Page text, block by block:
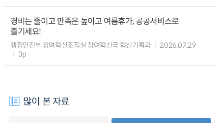
경비는 줄이고 만족은 높이고 여름휴가, 공공서비스로
즐기세요!
행정안전부 참여혁신조직실 참여혁신국 혁신기획과
2026.07.29
3p
많이 본 자료